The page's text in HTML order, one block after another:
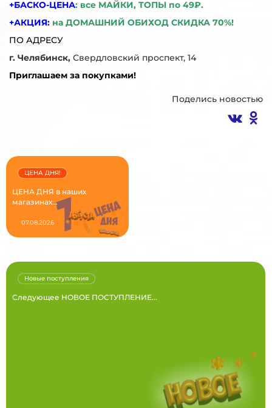
+БАСКО-ЦЕНА: все МАЙКИ, ТОПЫ по 49₽.
+АКЦИЯ: на ДОМАШНИЙ ОБИХОД СКИДКА 70%!
ПО АДРЕСУ
г. Челябинск, Свердловский проспект, 14
Приглашаем за покупками!
Поделись новостью
ЦЕНА ДНЯ в наших
магазинах...
ЦЕНА ДНЯ!
07.08.2026
Следующее НОВОЕ ПОСТУПЛЕНИЕ...
Новые поступления